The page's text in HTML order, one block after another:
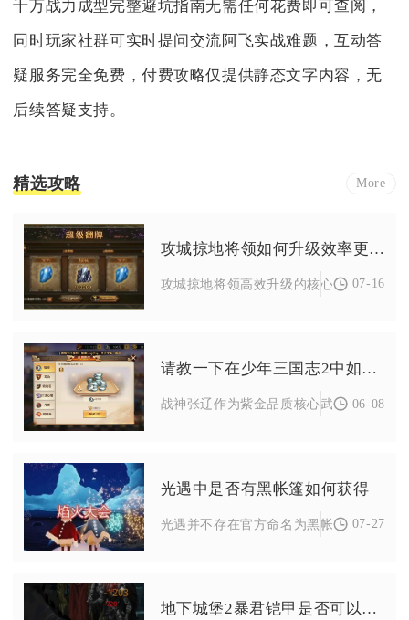
千万战力成型完整避坑指南无需任何花费即可查阅，
同时玩家社群可实时提问交流阿飞实战难题，互动答
疑服务完全免费，付费攻略仅提供静态文字内容，无
后续答疑支持。
精选攻略 More
攻城掠地将领如何升级效率更高
攻城掠地将领高效升级的核心逻辑为：以
07-16
请教一下在少年三国志2中如何得到战神张辽
战神张辽作为紫金品质核心武将，主要通
06-08
光遇中是否有黑帐篷如何获得
光遇并不存在官方命名为黑帐篷的独立道
07-27
地下城堡2暴君铠甲是否可以交易